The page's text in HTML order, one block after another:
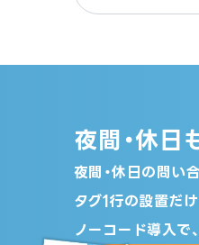
夜間・休日
夜間・休日の問い
タグ1行の設置だ
ノーコード導入で